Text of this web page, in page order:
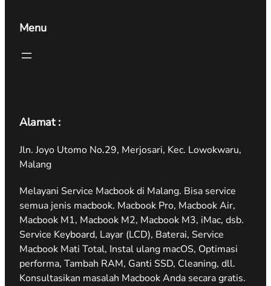
Menu
Alamat :
Jln. Joyo Utomo No.29, Merjosari, Kec. Lowokwaru,
Malang
Melayani Service Macbook di Malang. Bisa service
semua jenis macbook. Macbook Pro, Macbook Air,
Macbook M1, Macbook M2, Macbook M3, iMac, dsb.
Service Keyboard, Layar (LCD), Baterai, Service
Macbook Mati Total, Instal ulang macOS, Optimasi
performa, Tambah RAM, Ganti SSD, Cleaning, dll.
Konsultasikan masalah Macbook Anda secara gratis.